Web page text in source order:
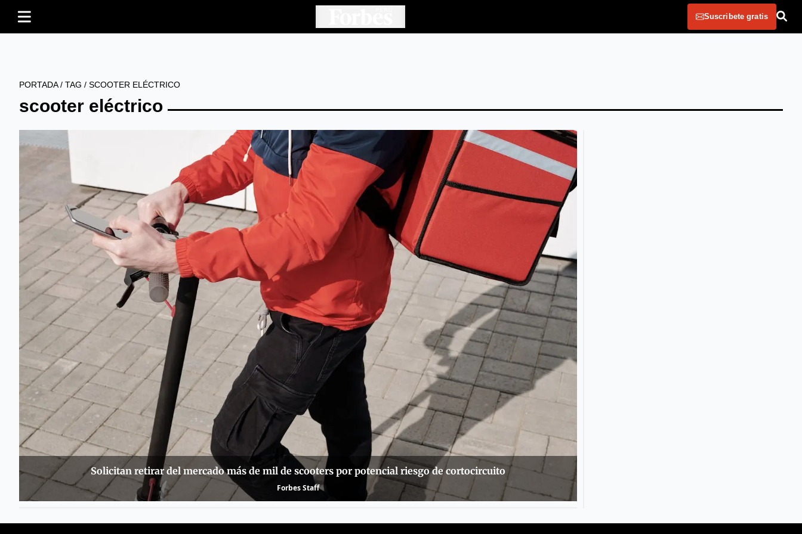
Suscribete gratis
PORTADA/ TAG / SCOOTER ELÉCTRICO
scooter eléctrico
Solicitan retirar del mercado más de mil de scooters por potencial riesgo de cortocircuito
Forbes Staff